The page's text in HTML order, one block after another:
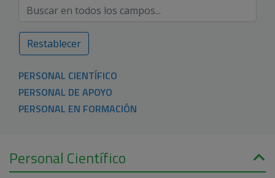
Restablecer
PERSONAL CIENTÍFICO
PERSONAL DE APOYO
PERSONAL EN FORMACIÓN
Personal Científico